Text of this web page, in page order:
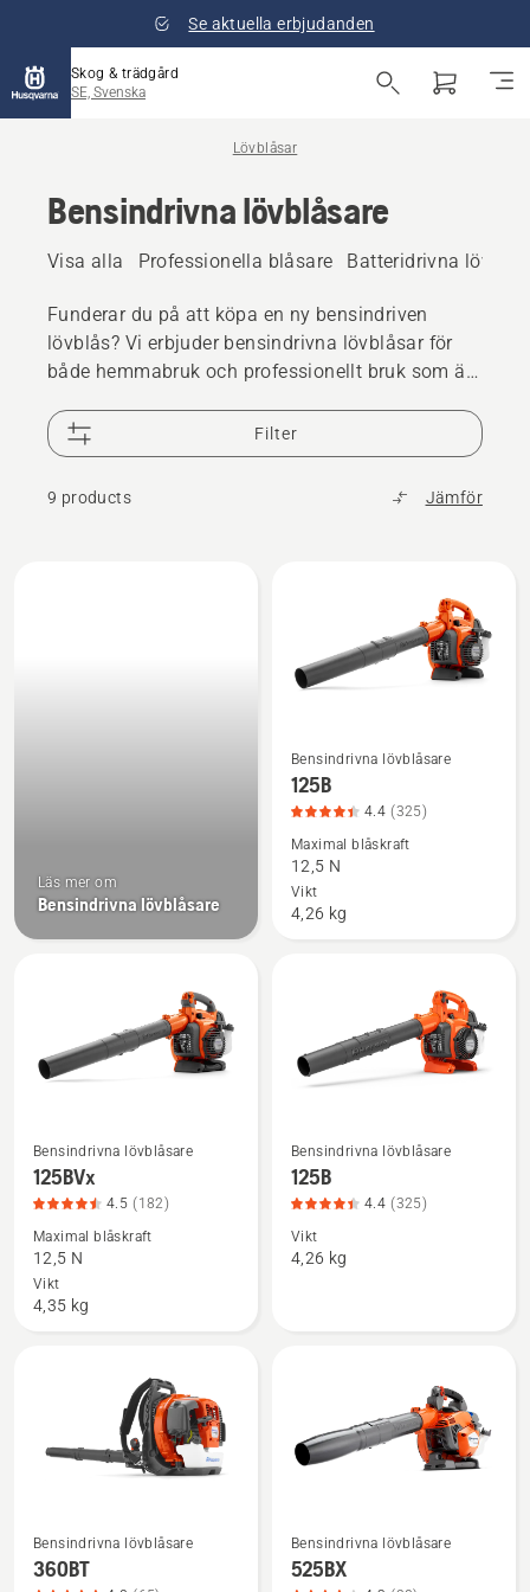
Se aktuella erbjudanden
Skog & trädgård
SE, Svenska
Lövblåsar
Bensindrivna lövblåsare
Visa alla Professionella blåsare Batteridrivna
Funderar du på att köpa en ny bensindriven
lövblås? Vi erbjuder bensindrivna lövblåsar för
både hemmabruk och professionellt bruk som är
här kraftfulla lövblåsarna finns i både handhållna
och ryggburna varianter.
Filter
9 products Jämför
Läs mer om
Bensindrivna lövblåsare
Se
mer
information
om
125B,
produktbetyg
Bensindrivna lövblåsare
125B
4.4 (325)
Maximal blåskraft
12,5 N
Vikt
4,26 kg
Se
mer
information
om
125BVx,
produktbetyg
Bensindrivna lövblåsare
125BVx
4.5 (182)
Maximal blåskraft
12,5 N
Vikt
4,35 kg
Se
mer
information
om
125B,
Bensindrivna lövblåsare
125B
4.4 (325)
Vikt
4,26 kg
Se
mer
Bensindrivna lövblåsare
360BT
Se
mer
Bensindrivna lövblåsare
525BX